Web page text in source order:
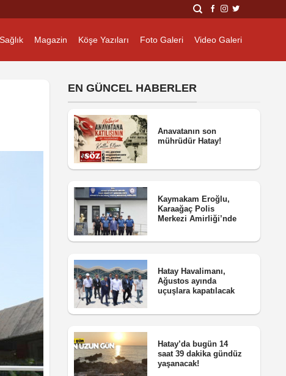
Sağlık Magazin Köşe Yazıları Foto Galeri Video Galeri
EN GÜNCEL HABERLER
Anavatanın son
mührüdür Hatay!
Kaymakam Eroğlu,
Karaağaç Polis
Merkezi Amirliği’nde
Hatay Havalimanı,
Ağustos ayında
uçuşlara kapatılacak
Hatay’da bugün 14
saat 39 dakika gündüz
yaşanacak!